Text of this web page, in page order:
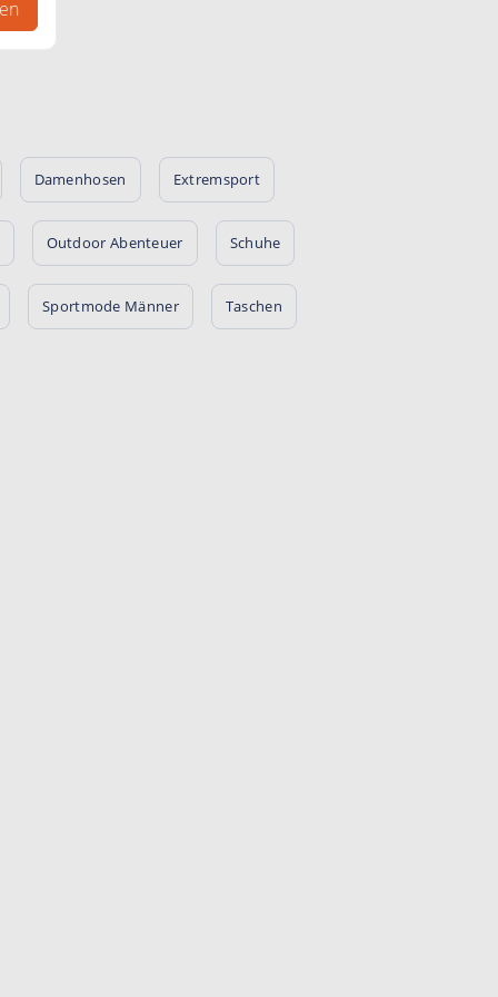
Damenhosen Extremsport
Outdoor Abenteuer Schuhe
Sportmode Männer Taschen